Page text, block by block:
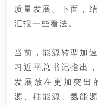
质量发展。下面，
汇报一些看法。
当前，能源转型加
习近平总书记指出
发展放在更加突出
源、硅能源、氢能